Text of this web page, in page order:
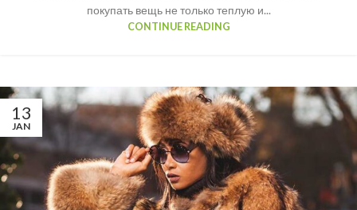
покупать вещь не только теплую и...
CONTINUE READING
13
JAN